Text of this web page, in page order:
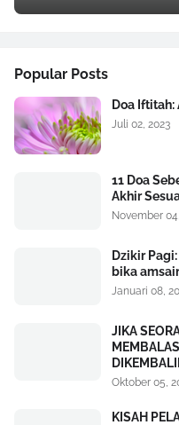
Popular Posts
Doa
Juli 02, 2023
11 Doa
Akhir
November
Dzikir
bika
Januari 08,
JIKA
Oktober 05,
KISAH